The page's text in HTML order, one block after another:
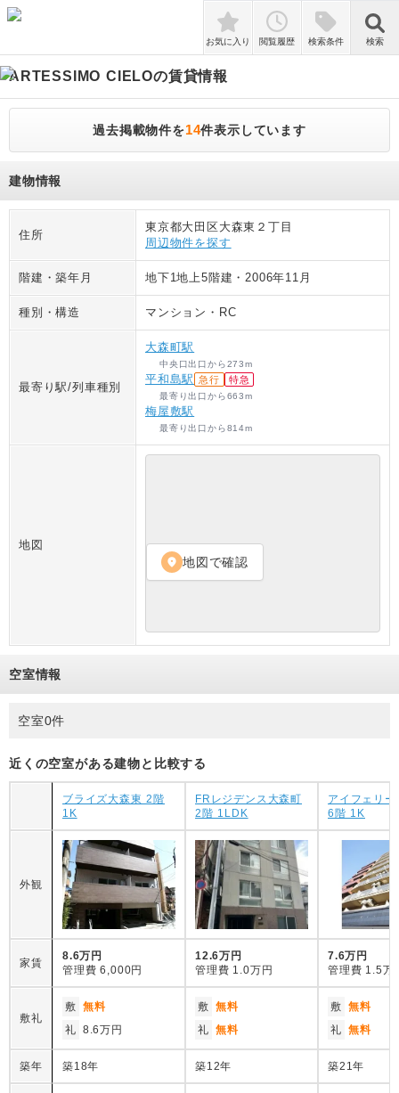
検索
お気に入り 閲覧履歴 検索条件 検索
ARTESSIMO CIELOの賃貸情報
過去掲載物件を14件表示しています
建物情報
住所
東京都大田区大森東２丁目
周辺物件を探す
階建・築年月 地下1地上5階建 ・2006年11月
種別・構造 マンション ・ RC
最寄り駅/列車種別
大森町駅
中央口出口から273m
平和島駅 急行 特急
最寄り出口から663m
梅屋敷駅
最寄り出口から814m
地図
location_on 地図で確認
空室情報
空室0件
近くの空室がある建物と比較する
ブライズ大森東 2階
1K
FRレジデンス大森町
2階 1LDK
アイフェリー
6階 1K
外観
家賃
8.6万円
管理費 6,000円
12.6万円
管理費 1.0万円
7.6万円
管理費 1.5万
敷礼
敷 無料
礼 8.6万円
敷 無料
礼 無料
敷 無料
礼 無料
築年 築18年 築12年 築21年